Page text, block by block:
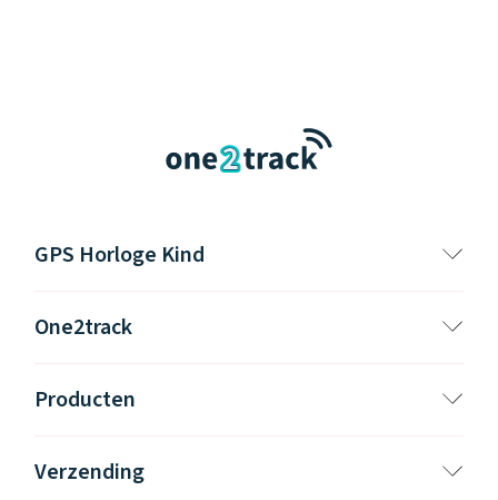
GPS Horloge Kind
One2track
Producten
Verzending